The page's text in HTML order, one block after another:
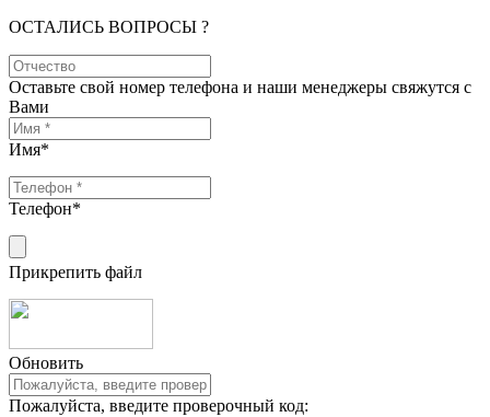
ОСТАЛИСЬ ВОПРОСЫ ?
Оставьте свой номер телефона и наши менеджеры свяжутся с
Вами
Имя*
Телефон*
Прикрепить файл
Обновить
Пожалуйста, введите проверочный код: